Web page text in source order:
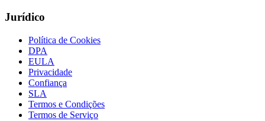
Jurídico
Política de Cookies
DPA
EULA
Privacidade
Confiança
SLA
Termos e Condições
Termos de Serviço